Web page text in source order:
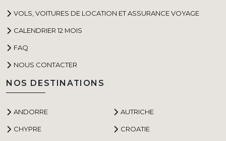
VOLS, VOITURES DE LOCATION ET ASSURANCE VOYAGE
CALENDRIER 12 MOIS
FAQ
NOUS CONTACTER
NOS DESTINATIONS
ANDORRE AUTRICHE
CHYPRE CROATIE